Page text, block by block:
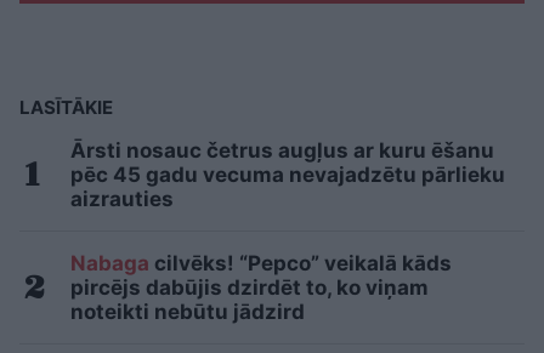
LASĪTĀKIE
Ārsti nosauc četrus augļus ar kuru ēšanu
pēc 45 gadu vecuma nevajadzētu pārlieku
aizrauties
Nabaga cilvēks! “Pepco” veikalā kāds
pircējs dabūjis dzirdēt to, ko viņam
noteikti nebūtu jādzird